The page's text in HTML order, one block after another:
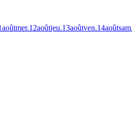
aoûtmer.12aoûtjeu.13aoûtven.14aoûtsam.